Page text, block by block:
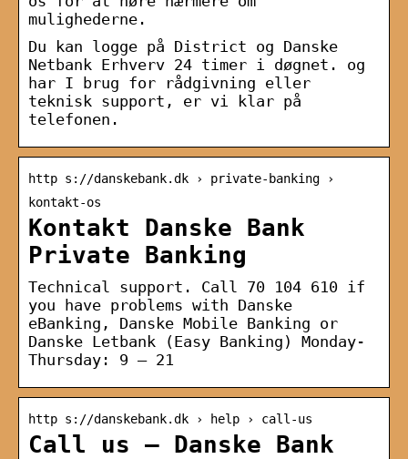
mulighederne.
Du kan logge på District og Danske
Netbank Erhverv 24 timer i døgnet. og
har I brug for rådgivning eller
teknisk support, er vi klar på
telefonen.
http s://danskebank.dk › private-banking ›
kontakt-os
Kontakt Danske Bank
Private Banking
Technical support. Call 70 104 610 if
you have problems with Danske
eBanking, Danske Mobile Banking or
Danske Letbank (Easy Banking) Monday-
Thursday: 9 – 21
http s://danskebank.dk › help › call-us
Call us – Danske Bank